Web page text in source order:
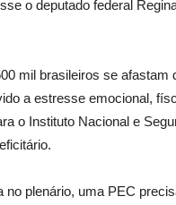
o deputado federal
mil brasileiros se afastam
a estresse emocional,
o Instituto Nacional e
no plenário, uma PEC